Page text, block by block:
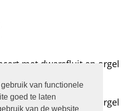
van functionele
goed te laten
van de website
met dwarsfluit en orgel
met dwarsfluit en orgel